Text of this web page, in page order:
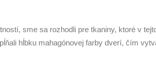
sme sa rozhodli pre tkaniny, ktoré v
hĺbku mahagónovej farby dverí, čím